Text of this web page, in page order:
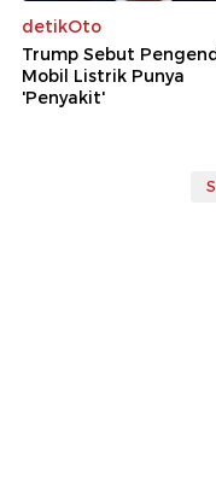
detikOto
Trump Sebut
Mobil Listrik Punya
'Penyakit'